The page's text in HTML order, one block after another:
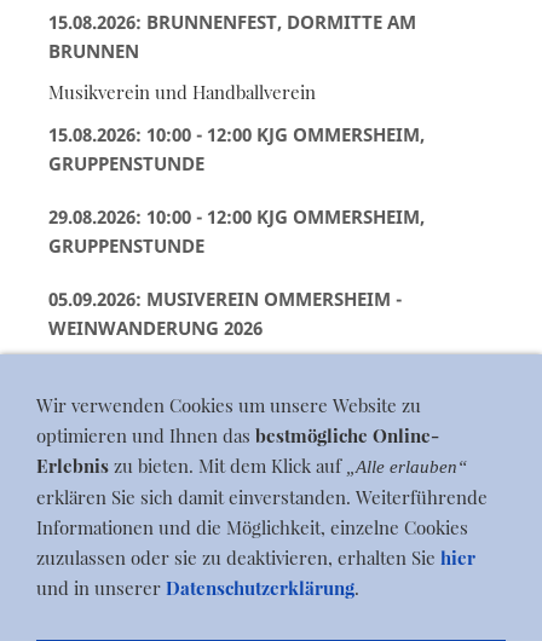
15.08.2026: BRUNNENFEST, DORMITTE AM
BRUNNEN
Musikverein und Handballverein
15.08.2026: 10:00 - 12:00 KJG OMMERSHEIM,
GRUPPENSTUNDE
29.08.2026: 10:00 - 12:00 KJG OMMERSHEIM,
GRUPPENSTUNDE
05.09.2026: MUSIVEREIN OMMERSHEIM -
WEINWANDERUNG 2026
Wir verwenden Cookies um unsere Website zu
optimieren und Ihnen das bestmögliche Online-
Erlebnis zu bieten. Mit dem Klick auf „Alle erlauben“
erklären Sie sich damit einverstanden. Weiterführende
Informationen und die Möglichkeit, einzelne Cookies
zuzulassen oder sie zu deaktivieren, erhalten Sie hier
und in unserer Datenschutzerklärung.